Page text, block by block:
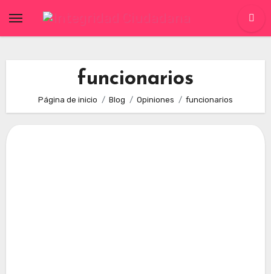
funcionarios
Página de inicio Blog Opiniones funcionarios